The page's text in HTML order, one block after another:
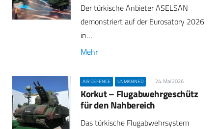
Der türkische Anbieter ASELSAN
demonstriert auf der Eurosatory 2026
in…
Mehr
AIR DEFENCE UNMANNED 24. Mai 2026
Korkut – Flugabwehrgeschütz
für den Nahbereich
Das türkische Flugabwehrsystem